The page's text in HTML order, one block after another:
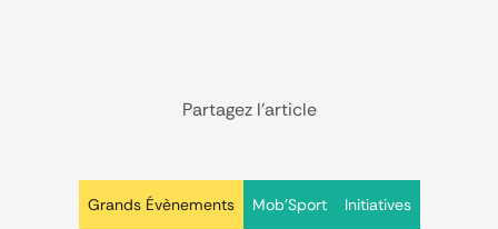
Partagez l’article
Grands Évènements Mob'Sport Initiatives